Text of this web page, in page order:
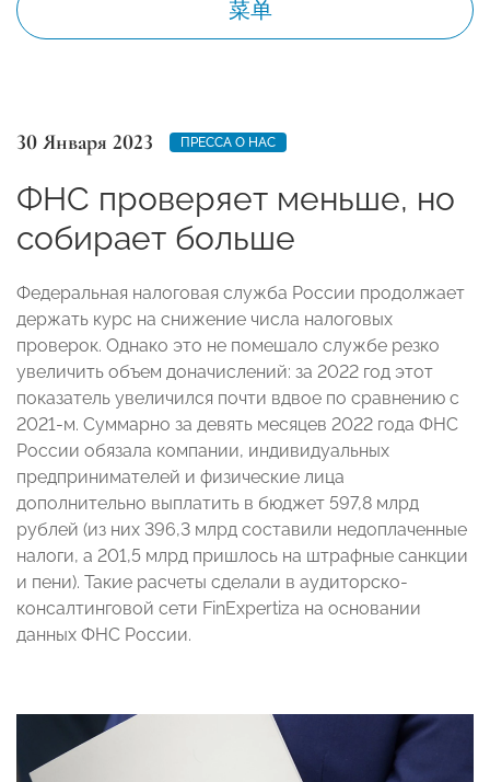
菜单
30 Января 2023 ПРЕССА О НАС
ФНС проверяет меньше, но
собирает больше
Федеральная налоговая служба России продолжает
держать курс на снижение числа налоговых
проверок. Однако это не помешало службе резко
увеличить объем доначислений: за 2022 год этот
показатель увеличился почти вдвое по сравнению с
2021-м. Суммарно за девять месяцев 2022 года ФНС
России обязала компании, индивидуальных
предпринимателей и физические лица
дополнительно выплатить в бюджет 597,8 млрд
рублей (из них 396,3 млрд составили недоплаченные
налоги, а 201,5 млрд пришлось на штрафные санкции
и пени). Такие расчеты сделали в аудиторско-
консалтинговой сети FinExpertiza на основании
данных ФНС России.